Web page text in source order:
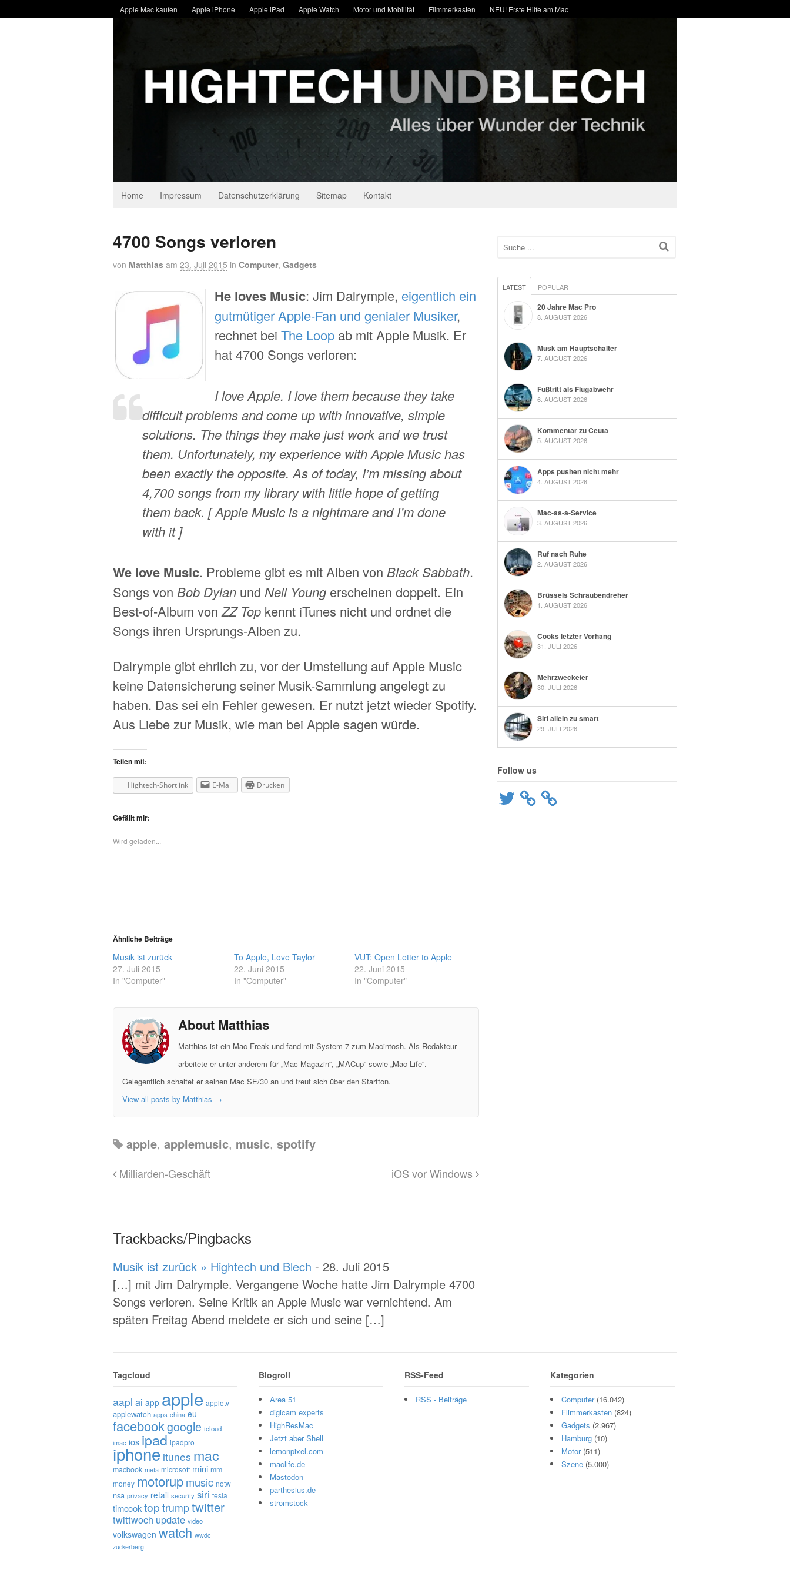
Apple Mac kaufen Apple iPhone Apple iPad Apple Watch Motor und Mobilität Flimmerkasten NEU! Erste Hilfe am Mac
Home Impressum Datenschutzerklärung Sitemap Kontakt
4700 Songs verloren
von Matthias am 23. Juli 2015 in Computer, Gadgets
He loves Music: Jim Dalrymple, eigentlich ein
gutmütiger Apple-Fan und genialer Musiker,
rechnet bei The Loop ab mit Apple Musik. Er
hat 4700 Songs verloren:
I love Apple. I love them because they take
difficult problems and come up with innovative, simple
solutions. The things they make just work and we trust
them. Unfortunately, my experience with Apple Music has
been exactly the opposite. As of today, I’m missing about
4,700 songs from my library with little hope of getting
them back. [ Apple Music is a nightmare and I’m done
with it ]
We love Music. Probleme gibt es mit Alben von Black Sabbath.
Songs von Bob Dylan und Neil Young erscheinen doppelt. Ein
Best-of-Album vonZZ Top kennt iTunes nicht und ordnet die
Songs ihren Ursprungs-Alben zu.
Dalrymple gibt ehrlich zu, vor der Umstellung auf Apple Music
keine Datensicherung seiner Musik-Sammlung angelegt zu
haben. Das sei ein Fehler gewesen. Er nutzt jetzt wieder Spotify.
Aus Liebe zur Musik, wie man bei Apple sagen würde.
Teilen mit:
Hightech-Shortlink E-Mail Drucken
Gefällt mir:
Wird geladen...
Ähnliche Beiträge
Musik ist zurück
27. Juli 2015
In "Computer"
To Apple, Love Taylor
22. Juni 2015
In "Computer"
VUT: Open Letter to Apple
22. Juni 2015
In "Computer"
About Matthias
Matthias ist ein Mac-Freak und fand mit System 7 zum Macintosh. Als Redakteur
arbeitete er unter anderem für „Mac Magazin“, „MACup“ sowie „Mac Life“.
Gelegentlich schaltet er seinen Mac SE/30 an und freut sich über den Startton.
View all posts by Matthias →
apple, applemusic, music, spotify
Milliarden-Geschäft iOS vor Windows
Trackbacks/Pingbacks
Musik ist zurück » Hightech und Blech - 28. Juli 2015
[…] mit Jim Dalrymple. Vergangene Woche hatte Jim Dalrymple 4700
Songs verloren. Seine Kritik an Apple Music war vernichtend. Am
späten Freitag Abend meldete er sich und seine […]
LATEST POPULAR
20 Jahre Mac Pro
8. AUGUST 2026
Musk am Hauptschalter
7. AUGUST 2026
Fußtritt als Flugabwehr
6. AUGUST 2026
Kommentar zu Ceuta
5. AUGUST 2026
Apps pushen nicht mehr
4. AUGUST 2026
Mac-as-a-Service
3. AUGUST 2026
Ruf nach Ruhe
2. AUGUST 2026
Brüssels Schraubendreher
1. AUGUST 2026
Cooks letzter Vorhang
31. JULI 2026
Mehrzweckeier
30. JULI 2026
Siri allein zu smart
29. JULI 2026
Follow us
Twitter
Tagcloud
aapl ai app apple appletv
applewatch apps china eu
facebookgoogle icloud
imac ios ipad ipadpro
iphone itunes mac
macbook meta microsoft mini mm
money motorupmusic notw
nsa privacy retail security siri tesla
timcooktop trumptwitter
twittwoch update video
volkswagen watch wwdc
zuckerberg
Blogroll
Area 51
digicam experts
HighResMac
Jetzt aber Shell
lemonpixel.com
maclife.de
Mastodon
parthesius.de
stromstock
RSS-Feed
RSS - Beiträge
Kategorien
Computer(16.042)
Flimmerkasten (824)
Gadgets (2.967)
Hamburg (10)
Motor(511)
Szene (5.000)